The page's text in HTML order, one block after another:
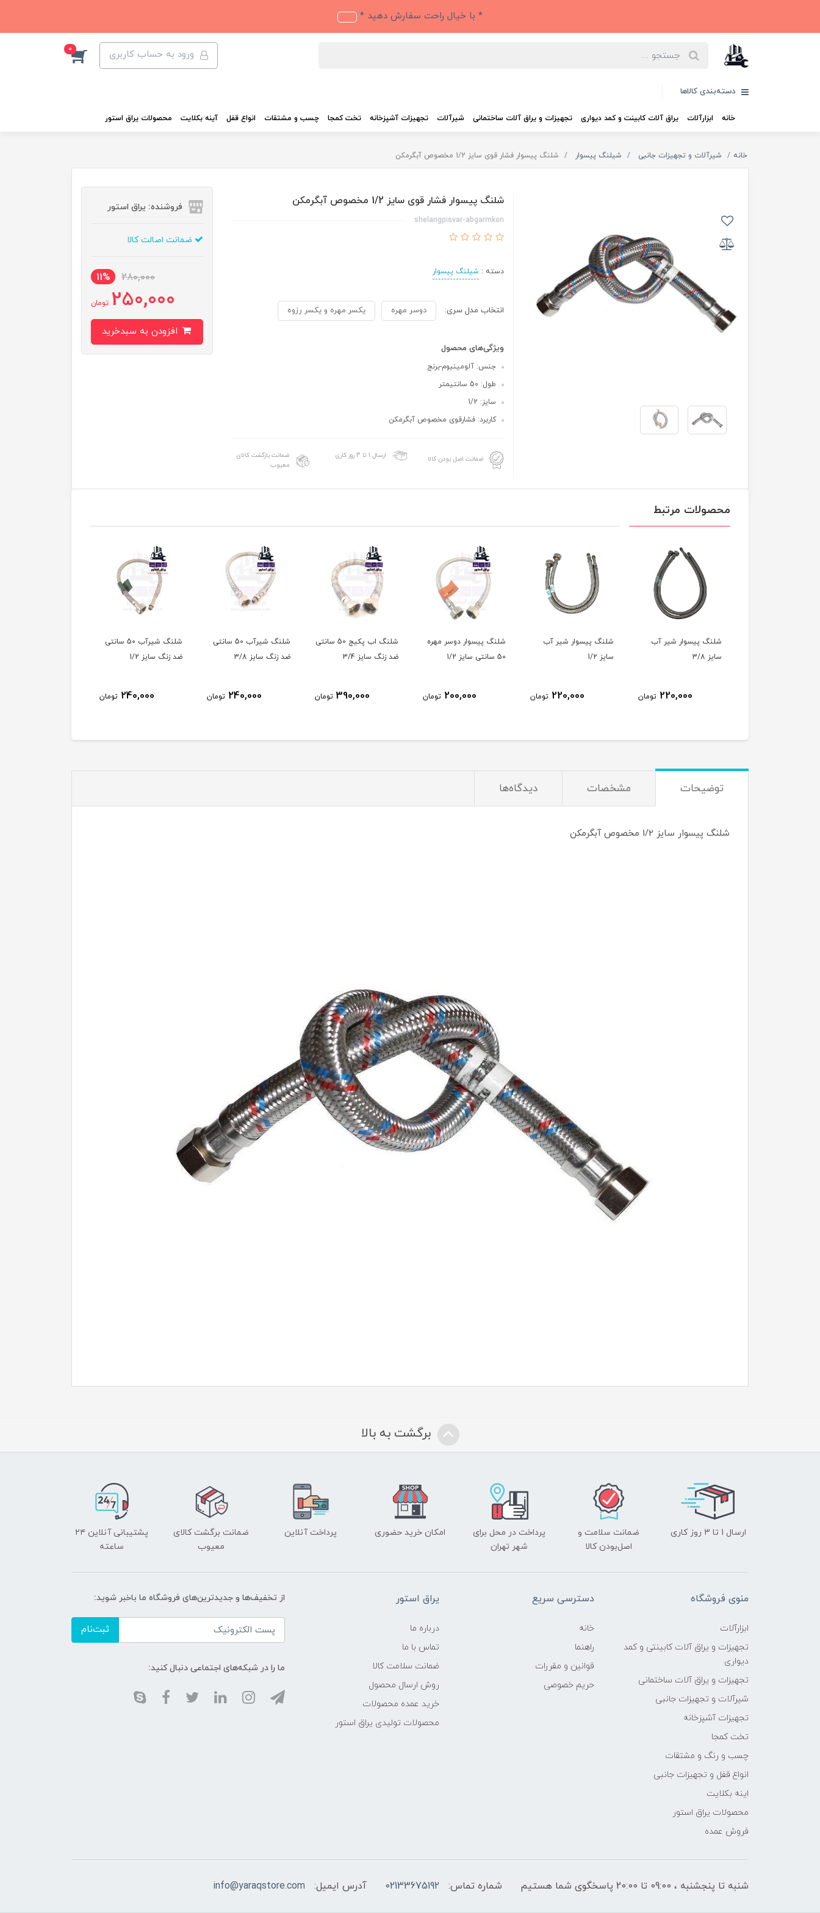
* با خیال راحت سفارش دهید *
ورود به حساب کاربری 0
دسته‌بندی کالاها
خانه ابزارآلات یراق آلات کابینت و کمد دیواری تجهیزات و یراق آلات ساختمانی شیرآلات تجهیزات آشپزخانه تخت کمجا چسب و مشتقات انواع قفل آینه بکلایت محصولات یراق استور
خانه شیرآلات و تجهیزات جانبی شیلنگ پیسوار شلنگ پیسوار فشار قوی سایز 1/2 مخصوص آبگرمکن
شلنگ پیسوار فشار قوی سایز 1/2 مخصوص آبگرمکن
shelangpisvar-abgarmkon
دسته : شیلنگ پیسوار
انتخاب مدل سری: دوسر مهره یکسر مهره و یکسر رزوه
ویژگی‌های محصول
جنس: آلومینیوم-برنج
طول: 50 سانتیمتر
سایز: 1/2
کاربرد: فشارقوی مخصوص آبگرمکن
ضمانت اصل بودن کالا ارسال 1 تا 3 روز کاری
ضمانت بازگشت کالای
معیوب
فروشنده: یراق استور
ضمانت اصالت کالا
280,000
11%
250,000 تومان
محصولات مرتبط
شلنگ پیسوار شیر آب
سایز 3/8
220,000 تومان
شلنگ پیسوار شیر آب
سایز 1/2
220,000 تومان
شلنگ پیسوار دوسر مهره
50 سانتی سایز 1/2
200,000 تومان
شلنگ اب پکیج 50 سانتی
ضد زنگ سایز 3/4
390,000 تومان
شلنگ شیرآب 50 سانتی
ضد زنگ سایز 3/8
240,000 تومان
شلنگ شیرآب 50 سانتی
ضد زنگ سایز 1/2
240,000 تومان
توضیحات مشخصات دیدگاه‌ها
شلنگ پیسوار سایز 1/2 مخصوص آبگرمکن
برگشت به بالا
ارسال 1 تا 3 روز کاری
ضمانت سلامت و
اصل‌بودن کالا
پرداخت در محل برای
شهر تهران
امکان خرید حضوری پرداخت آنلاین
ضمانت برگشت کالای
معیوب
پشتیبانی آنلاین ۲۴
ساعته
منوی فروشگاه
ابزارآلات
تجهیزات و یراق آلات کابینتی و کمد
دیواری
تجهیزات و یراق آلات ساختمانی
شیرآلات و تجهیزات جانبی
تجهیزات آشپزخانه
تخت کمجا
چسب و رنگ و مشتقات
انواع قفل و تجهیزات جانبی
اینه بکلایت
محصولات یراق استور
فروش عمده
دسترسی سریع
خانه
راهنما
قوانین و مقررات
حریم خصوصی
یراق استور
درباره ما
تماس با ما
ضمانت سلامت کالا
روش ارسال محصول
خرید عمده محصولات
محصولات تولیدی یراق استور
از تخفیف‌ها و جدیدترین‌های فروشگاه ما باخبر شوید:
ثبت‌نام
ما را در شبکه‌های اجتماعی دنبال کنید:
شنبه تا پنجشنبه ، 09:00 تا 20:00 پاسخگوی شما هستیم شماره تماس: 02133675192 آدرس ایمیل: info@yaraqstore.com